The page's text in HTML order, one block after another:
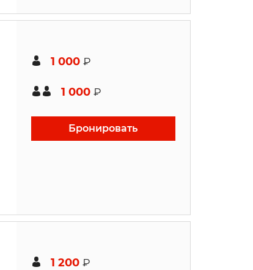
1 000 ₽
1 000 ₽
Бронировать
1 200 ₽